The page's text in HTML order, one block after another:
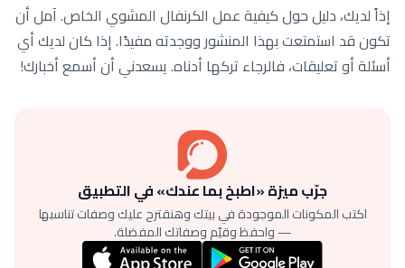
إذاً لديك، دليل حول كيفية عمل الكرنفال المشوي الخاص. آمل أن
تكون قد استمتعت بهذا المنشور ووجدته مفيدًا. إذا كان لديك أي
أسئلة أو تعليقات، فالرجاء تركها أدناه. يسعدني أن أسمع أخبارك!
جرّب ميزة «اطبخ بما عندك» في التطبيق
اكتب المكونات الموجودة في بيتك وهنقترح عليك وصفات تناسبها
— واحفظ وقيّم وصفاتك المفضلة.